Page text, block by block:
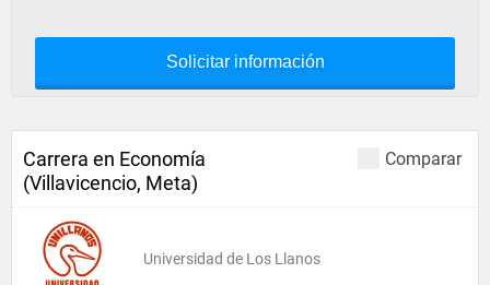
Solicitar información
Comparar
Carrera en Economía
(Villavicencio, Meta)
Universidad de Los Llanos